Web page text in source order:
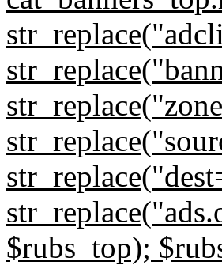
$rubs_top);